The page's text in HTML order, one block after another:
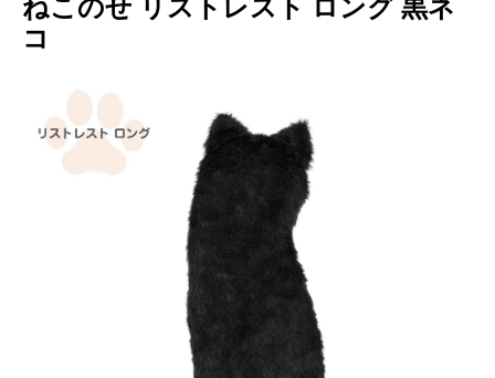
ねこのせ リストレスト ロング 黒ネ
コ
「ねこの背」と「ねこ乗せ」をモチーフにした、
癒しねこリストレスト